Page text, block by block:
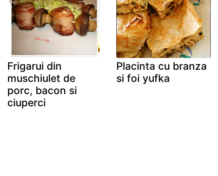
Frigarui din
muschiulet de
porc, bacon si
ciuperci
Placinta cu branza
si foi yufka